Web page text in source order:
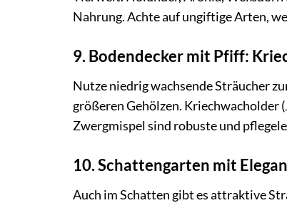
Nahrung. Achte auf ungiftige Arten,
9. Bodendecker mit Pfiff:
Nutze niedrig wachsende Sträucher
größeren Gehölzen. Kriechwacholder
Zwergmispel sind robuste und
10. Schattengarten mit
Auch im Schatten gibt es attraktive